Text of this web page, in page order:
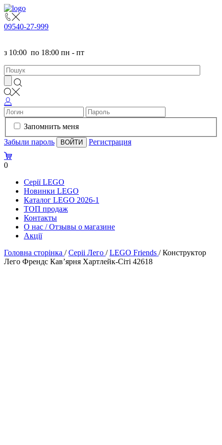
09540-27-999
з 10:00 по 18:00 пн - пт
Запомнить меня
Забыли пароль
Регистрация
0
Серії LEGO
Новинки LEGO
Каталог LEGO 2026-1
TOП продаж
Контакты
О нас / Отзывы о магазине
Акції
Головна сторінка /Серіі Лего /LEGO Friends /Конструктор
Лего Френдс Кавʼярня Хартлейк-Сіті 42618